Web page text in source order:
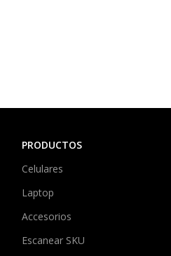
PRODUCTOS
Celulares
Laptop
Accesorios
Escanear SKU